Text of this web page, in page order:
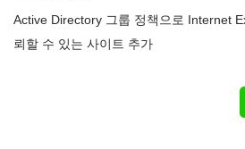
Active Directory 그룹 정책으로 Internet
뢰할 수 있는 사이트 추가